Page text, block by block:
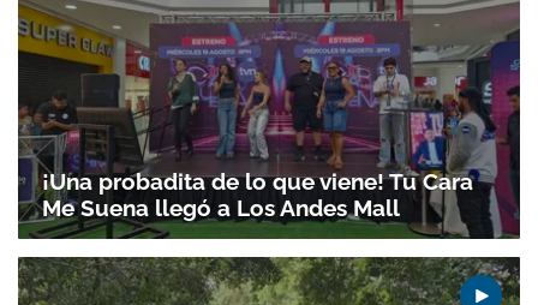
Gracias por suscribirte a nuestro boletín.
ACEPTAR
¡Una probadita de lo que viene! Tu Cara
Me Suena llegó a Los Andes Mall